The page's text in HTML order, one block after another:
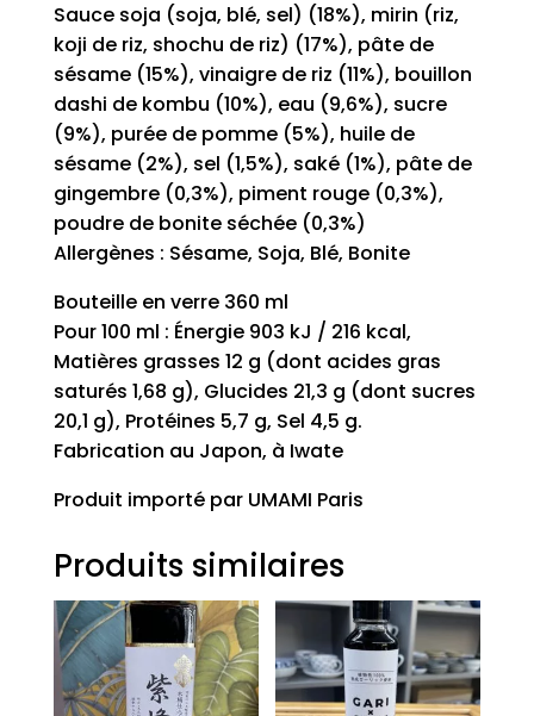
Sauce soja (soja, blé, sel) (18%), mirin (riz,
koji de riz, shochu de riz) (17%), pâte de
sésame (15%), vinaigre de riz (11%), bouillon
dashi de kombu (10%), eau (9,6%), sucre
(9%), purée de pomme (5%), huile de
sésame (2%), sel (1,5%), saké (1%), pâte de
gingembre (0,3%), piment rouge (0,3%),
poudre de bonite séchée (0,3%)
Allergènes : Sésame, Soja, Blé, Bonite
Bouteille en verre 360 ml
Pour 100 ml : Énergie 903 kJ / 216 kcal,
Matières grasses 12 g (dont acides gras
saturés 1,68 g), Glucides 21,3 g (dont sucres
20,1 g), Protéines 5,7 g, Sel 4,5 g.
Fabrication au Japon, à Iwate
Produit importé par UMAMI Paris
Produits similaires